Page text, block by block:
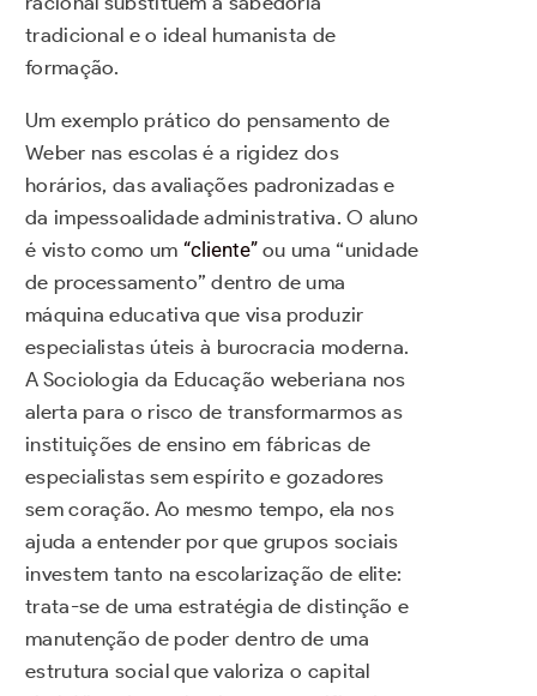
tradicional e o ideal humanista de
formação.
Um exemplo prático do pensamento de
Weber nas escolas é a rigidez dos
horários, das avaliações padronizadas e
da impessoalidade administrativa. O aluno
é visto como um “cliente”ou uma “unidade
de processamento” dentro de uma
máquina educativa que visa produzir
especialistas úteis à burocracia moderna.
A Sociologia da Educação weberiana nos
alerta para o risco de transformarmos as
instituições de ensino em fábricas de
especialistas sem espírito e gozadores
sem coração. Ao mesmo tempo, ela nos
ajuda a entender por que grupos sociais
investem tanto na escolarização de elite:
trata-se de uma estratégia de distinção e
manutenção de poder dentro de uma
estrutura social que valoriza o capital